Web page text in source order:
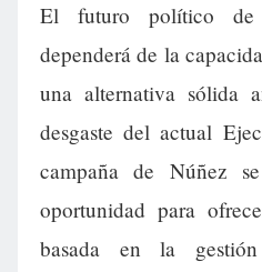
El futuro político de
dependerá de la
una alternativa sólida
desgaste del actual
campaña de Núñez
oportunidad para
basada en la